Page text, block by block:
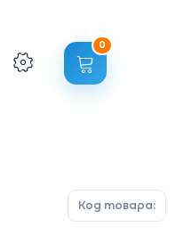
0
Код товара: